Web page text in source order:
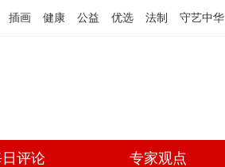
插画 健康 公益 优选 法制 守艺中华
评论 专家观点